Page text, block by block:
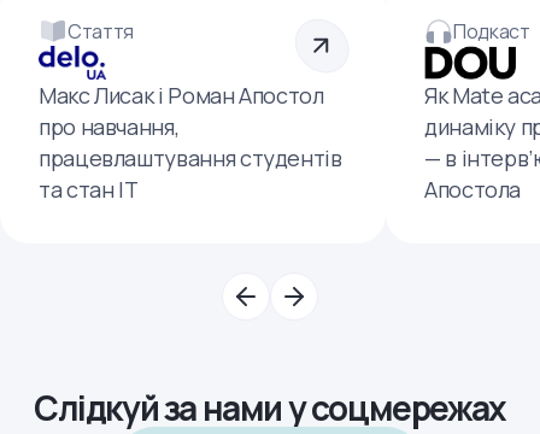
Стаття
Макс Лисак і Роман Апостол
про навчання,
працевлаштування студентів
та стан ІТ
Подкаст
Як Mate
динаміку
— в
Апостола
Слідкуй за нами у соцмережах